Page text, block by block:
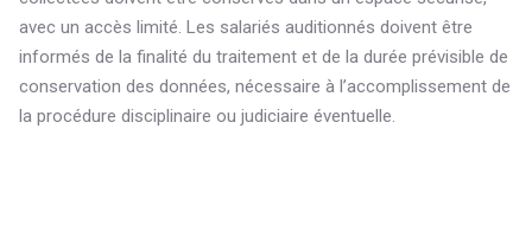
avec un accès limité. Les salariés auditionnés doivent être
informés de la finalité du traitement et de la durée prévisible de
conservation des données, nécessaire à l’accomplissement de
la procédure disciplinaire ou judiciaire éventuelle.